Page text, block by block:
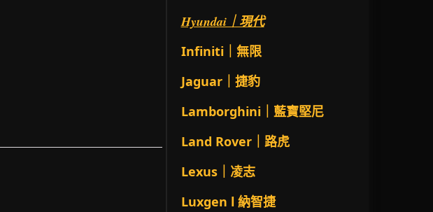
Hyundai｜現代
Infiniti｜無限
Jaguar｜捷豹
Lamborghini｜藍寶堅尼
Land Rover｜路虎
Lexus｜凌志
Luxgen l 納智捷